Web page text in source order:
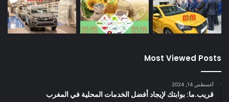
Most Viewed Posts
أغسطس 14, 2024
قريب.ما: بوابتك لإيجاد أفضل الخدمات المحلية في المغرب